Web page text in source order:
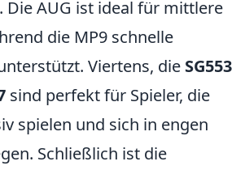
Die AUG ist ideal für mittlere
die MP9 schnelle
Viertens, die SG553
sind perfekt für Spieler, die
spielen und sich in engen
Schließlich ist die